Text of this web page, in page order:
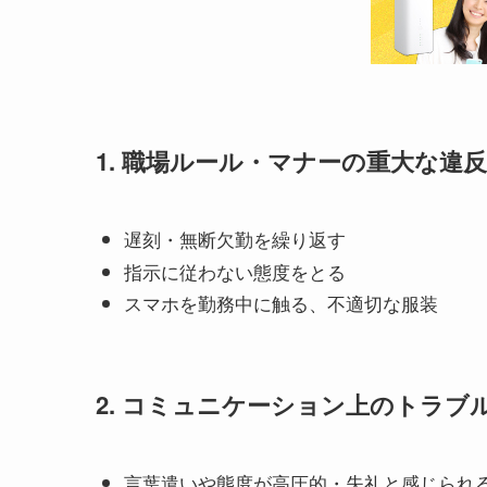
1. 職場ルール・マナーの重大な違反
遅刻・無断欠勤を繰り返す
指示に従わない態度をとる
スマホを勤務中に触る、不適切な服装
2. コミュニケーション上のトラブ